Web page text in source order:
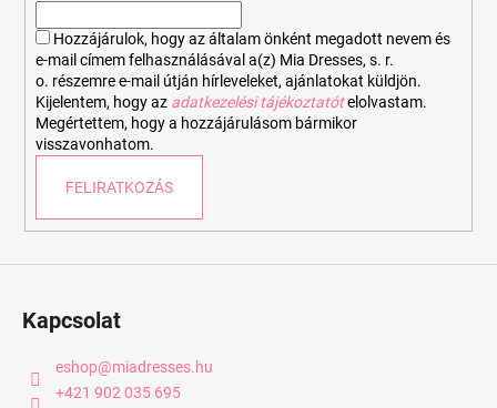
Hozzájárulok, hogy az általam önként megadott nevem és
e-mail címem felhasználásával a(z) Mia Dresses, s. r.
o. részemre e-mail útján hírleveleket, ajánlatokat küldjön.
Kijelentem, hogy az adatkezelési tájékoztatót elolvastam.
Megértettem, hogy a hozzájárulásom bármikor
visszavonhatom.
FELIRATKOZÁS
Kapcsolat
eshop@miadresses.hu
+421 902 035 695